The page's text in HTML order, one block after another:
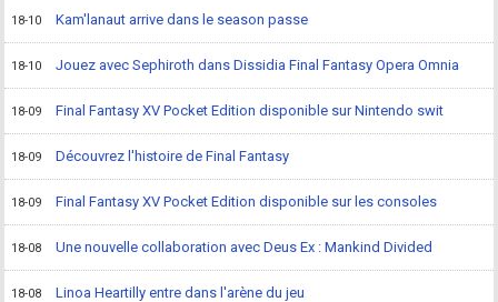
18-10 Kam'lanaut arrive dans le season passe
18-10 Jouez avec Sephiroth dans Dissidia Final Fantasy Opera Omnia
18-09 Final Fantasy XV Pocket Edition disponible sur Nintendo swit
18-09 Découvrez l'histoire de Final Fantasy
18-09 Final Fantasy XV Pocket Edition disponible sur les consoles
18-08 Une nouvelle collaboration avec Deus Ex : Mankind Divided
18-08 Linoa Heartilly entre dans l'arène du jeu